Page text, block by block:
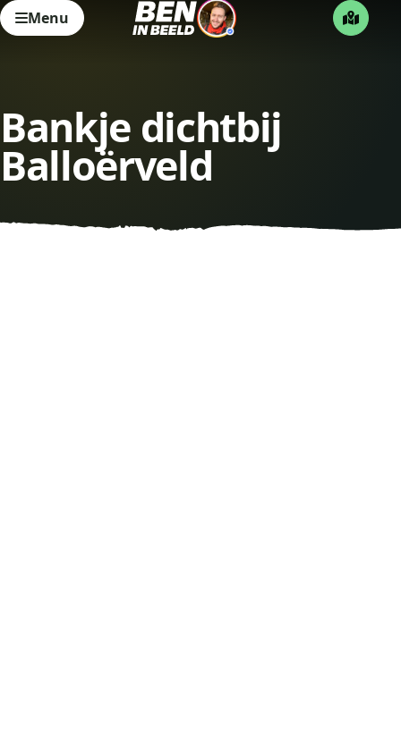
Menu
Bankje dichtbij
Balloërveld